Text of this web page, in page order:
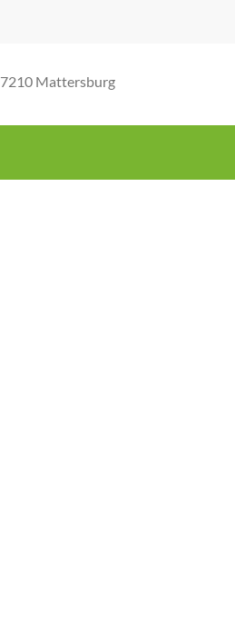
Mattersburg